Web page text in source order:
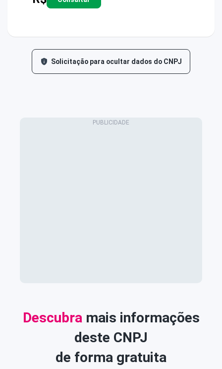
Solicitação para ocultar dados do CNPJ
Descubra mais informações
deste CNPJ
de forma gratuita